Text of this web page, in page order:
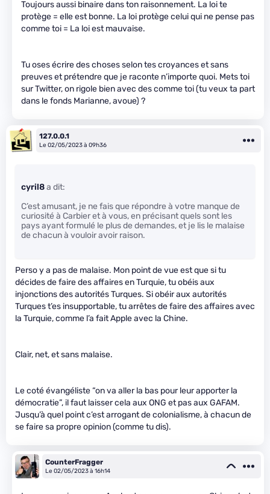
Toujours aussi binaire dans ton raisonnement. La loi te
protège = elle est bonne. La loi protège celui qui ne pense pas
comme toi = La loi est mauvaise.
Tu oses écrire des choses selon tes croyances et sans
preuves et prétendre que je raconte n’importe quoi. Mets toi
sur Twitter, on rigole bien avec des comme toi (tu veux ta part
dans le fonds Marianne, avoue) ?
127.0.0.1
Le 02/05/2023 à 09h36
cyril8a dit:
C’est amusant, je ne fais que répondre à votre manque de
curiosité à Carbier et à vous, en précisant quels sont les
pays ayant formulé le plus de demandes, et je lis le malaise
de chacun à vouloir avoir raison.
Perso y a pas de malaise. Mon point de vue est que si tu
décides de faire des affaires en Turquie, tu obéis aux
injonctions des autorités Turques. Si obéir aux autorités
Turques t’es insupportable, tu arrêtes de faire des affaires avec
la Turquie, comme l’a fait Apple avec la Chine.
Clair, net, et sans malaise.
Le coté évangéliste “on va aller la bas pour leur apporter la
démocratie”, il faut laisser cela aux ONG et pas aux GAFAM.
Jusqu’à quel point c’est arrogant de colonialisme, à chacun de
se faire sa propre opinion (comme tu dis).
CounterFragger
Le 02/05/2023 à 16h14